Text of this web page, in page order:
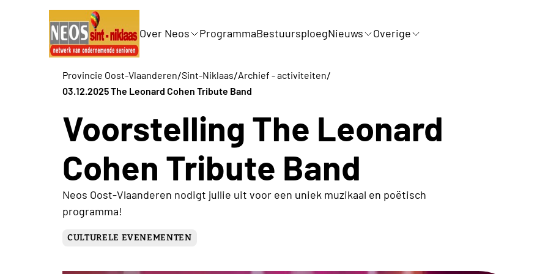
Over Neos ProgrammaBestuursploegNieuws Overige
Provincie Oost-Vlaanderen/Sint-Niklaas/Archief - activiteiten/
03.12.2025 The Leonard Cohen Tribute Band
Voorstelling The Leonard
Cohen Tribute Band
Neos Oost-Vlaanderen nodigt jullie uit voor een uniek muzikaal en poëtisch
programma!
CULTURELE EVENEMENTEN